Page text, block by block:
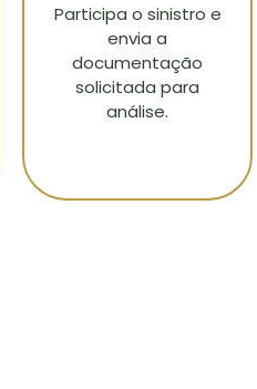
Participa o sinistro e
envia a
documentação
solicitada para
análise.